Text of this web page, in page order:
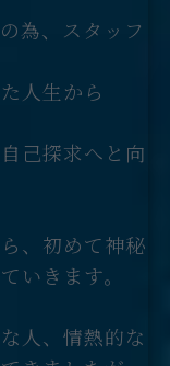
為、スタッフ
人生から
己探求へと向
、初めて神秘
いきます。
人、情熱的な